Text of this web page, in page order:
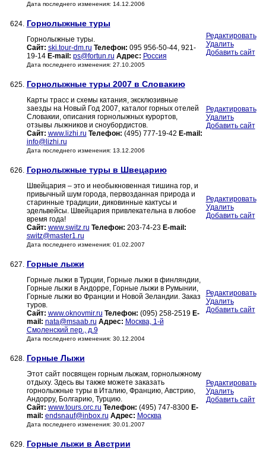
Дата последнего изменения: 14.12.2006
624. Горнолыжные туры
Горнолыжные туры.
Сайт: ski.tour-dm.ru Телефон: 095 956-50-44, 921-
19-14 E-mail: ps@fortun.ru Адрес: Россия
Дата последнего изменения: 27.10.2005
Редактировать
Удалить
Добавить сайт
625. Горнолыжные туры 2007 в Словакию
Карты трасс и схемы катания, эксклюзивные
заезды на Новый Год 2007, каталог горных отелей
Словакии, описания горнолыжных курортов,
отзывы лыжников и сноубордистов.
Сайт: www.lizhi.ru Телефон: (495) 777-19-42 E-mail:
info@lizhi.ru
Дата последнего изменения: 13.12.2006
Редактировать
Удалить
Добавить сайт
626. Горнолыжные туры в Швецарию
Швейцария – это и необыкновенная тишина гор, и
привычный шум города, первозданная природа и
старинные традиции, диковинные кактусы и
эдельвейсы. Швейцария привлекательна в любое
время года!
Сайт: www.switz.ru Телефон: 203-74-23 E-mail:
switz@master1.ru
Дата последнего изменения: 01.02.2007
Редактировать
Удалить
Добавить сайт
627. Горные лыжи
Горные лыжи в Турции, Горные лыжи в финляндии,
Горные лыжи в Андорре, Горные лыжи в Румынии,
Горные лыжи во Франции и Новой Зеландии. Заказ
туров.
Сайт: www.oknovmir.ru Телефон: (095) 258-2519 E-
mail: nata@msaab.ru Адрес: Москва, 1-й
Смоленский пер., д.9
Дата последнего изменения: 30.12.2004
Редактировать
Удалить
Добавить сайт
628. Горные Лыжи
Этот сайт посвящен горным лыжам, горнолыжному
отдыху. Здесь вы также можете заказать
горнолыжные туры в Италию, Францию, Австрию,
Андорру, Болгарию, Турцию.
Сайт: www.tours.orc.ru Телефон: (495) 747-8300 E-
mail: endsnauf@inbox.ru Адрес: Москва
Дата последнего изменения: 30.01.2007
Редактировать
Удалить
Добавить сайт
629. Горные лыжи в Австрии